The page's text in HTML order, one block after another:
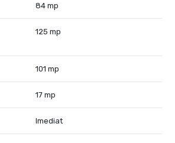
premium.
loc de parcare subteran și o boxă de
TVA.
84 mp
125 mp
101 mp
17 mp
Imediat